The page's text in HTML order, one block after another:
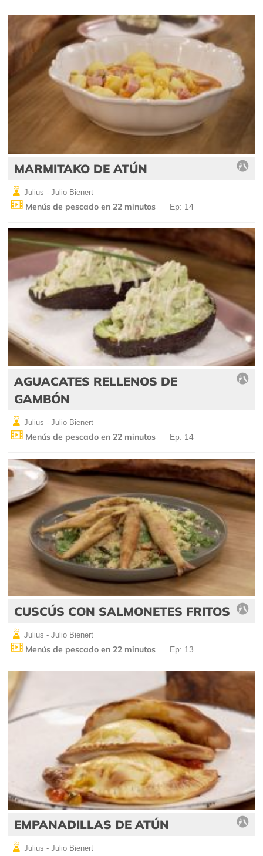
MARMITAKO DE ATÚN
Julius - Julio Bienert
Menús de pescado en 22 minutos Ep: 14
AGUACATES RELLENOS DE
GAMBÓN
Julius - Julio Bienert
Menús de pescado en 22 minutos Ep: 14
CUSCÚS CON SALMONETES FRITOS
Julius - Julio Bienert
Menús de pescado en 22 minutos Ep: 13
EMPANADILLAS DE ATÚN
Julius - Julio Bienert